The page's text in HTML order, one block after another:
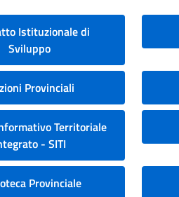
Istituzionale di
Sviluppo
Provinciali
Territoriale
- SITI
Provinciale